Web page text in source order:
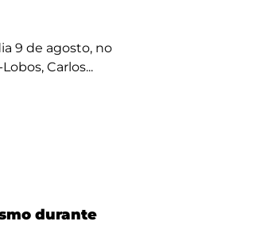
9 de agosto, no
Carlos...
durante